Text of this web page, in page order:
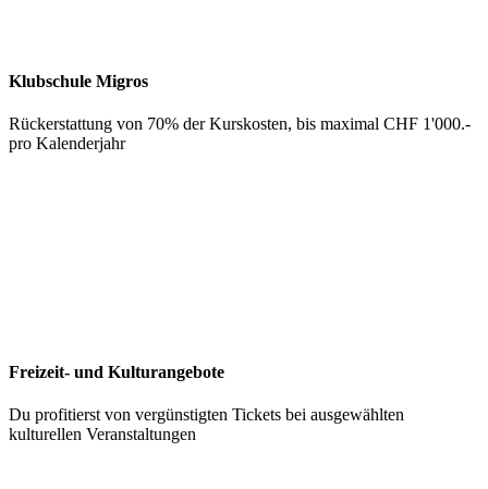
Klubschule Migros
Rückerstattung von 70% der Kurskosten, bis maximal CHF 1'000.-
pro Kalenderjahr
Freizeit- und Kulturangebote
Du profitierst von vergünstigten Tickets bei ausgewählten
kulturellen Veranstaltungen